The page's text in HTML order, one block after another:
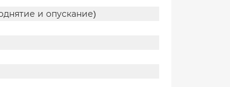
и опускание)